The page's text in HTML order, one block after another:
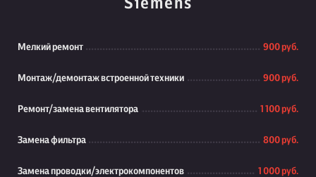
Siemens
Мелкий ремонт 900 руб.
Монтаж/демонтаж встроенной техники 900 руб.
Ремонт/замена вентилятора 1 100 руб.
Замена фильтра 800 руб.
Замена проводки/электрокомпонентов 1 000 руб.